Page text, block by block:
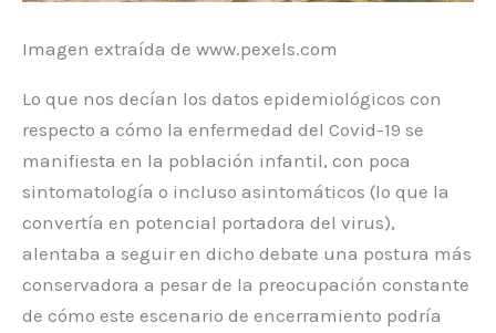
Imagen extraída de www.pexels.com
Lo que nos decían los datos epidemiológicos con
respecto a cómo la enfermedad del Covid-19 se
manifiesta en la población infantil, con poca
sintomatología o incluso asintomáticos (lo que la
convertía en potencial portadora del virus),
alentaba a seguir en dicho debate una postura más
conservadora a pesar de la preocupación constante
de cómo este escenario de encerramiento podría